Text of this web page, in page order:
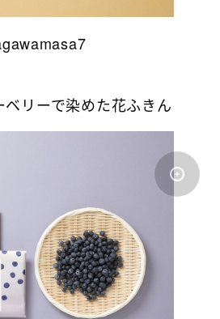
リーで染めた花ふきん